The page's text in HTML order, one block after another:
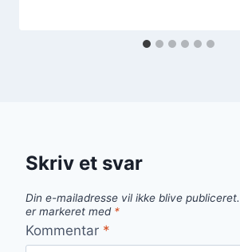
Skriv et svar
Din e-mailadresse vil ikke blive publiceret.
er markeret med *
Kommentar *